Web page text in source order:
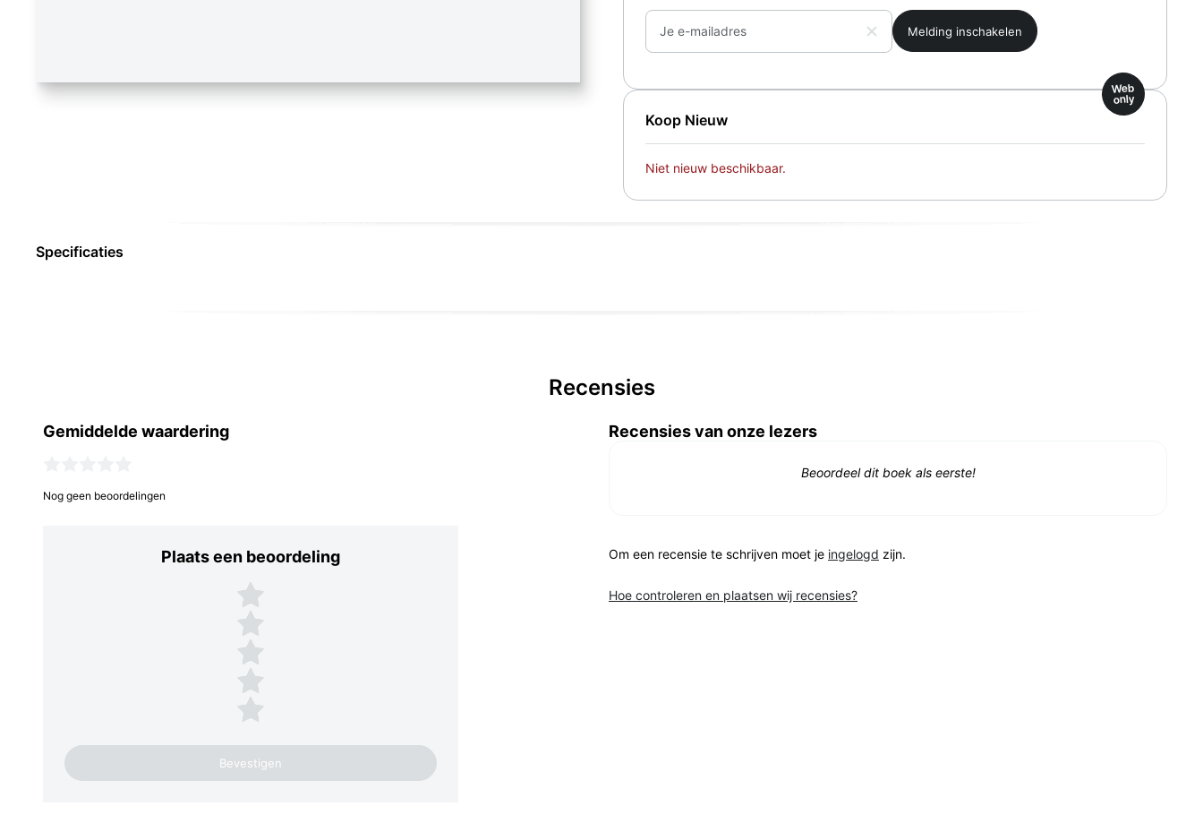
Je e-mailadres
Koop Nieuw
Web
only
Niet nieuw beschikbaar.
Specificaties
Recensies
Gemiddelde waardering
Nog geen beoordelingen
Plaats een beoordeling
Plaats een beoordeling
5 sterren
4 sterren
3 sterren
2 sterren
1 ster
Recensies van onze lezers
Beoordeel dit boek als eerste!
Om een recensie te schrijven moet je ingelogd zijn.
Hoe controleren en plaatsen wij recensies?